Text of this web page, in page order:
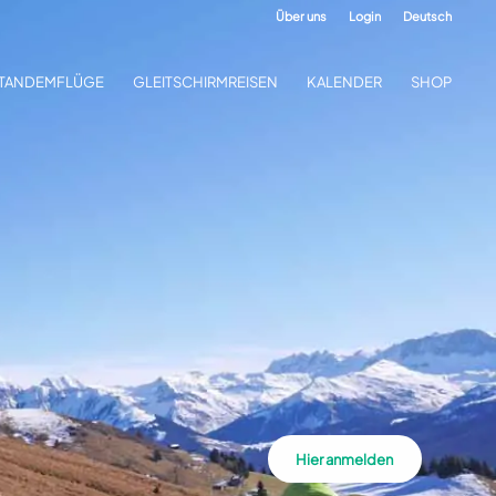
Hier anmelden
Über uns Login Deutsch
GLEITSCHIRMREISEN KALENDER SHOP